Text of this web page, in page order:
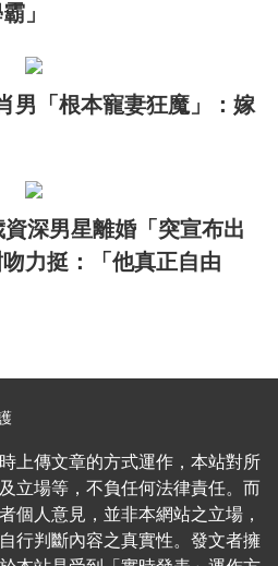
」
男「根本寵妻狂魔」：嫁
深男星離婚「突宣布出
力挺：「他真正自由
上傳文章的方式運作，本站對所
立場等，不負任何法律責任。而
個人意見，並非本網站之立場，
行判斷內容之真實性。發文者擁